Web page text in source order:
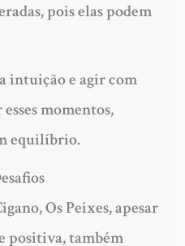
pois elas podem
intuição e agir com
momentos,
equilíbrio.
Os Peixes, apesar
positiva, também